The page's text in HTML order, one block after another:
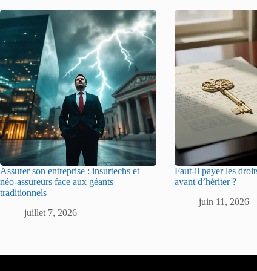
Assurer son entreprise : insurtechs et
néo-assureurs face aux géants
traditionnels
juillet 7, 2026
Faut-il payer les
avant d’hériter ?
juin 11, 2026